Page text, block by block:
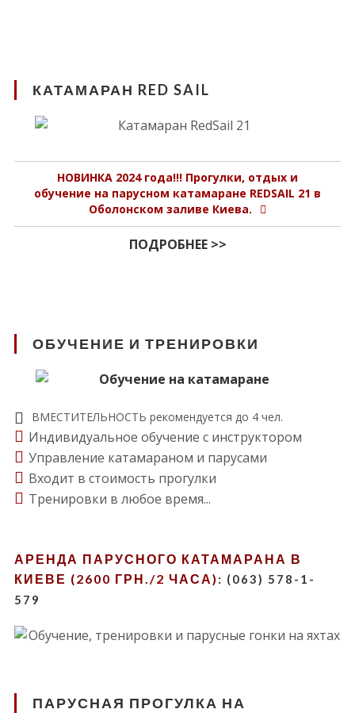
КАТАМАРАН RED SAIL
НОВИНКА 2024 года!!! Прогулки, отдых и
обучение на парусном катамаране REDSAIL 21 в
Оболонском заливе Киева.
ПОДРОБНЕЕ >>
ОБУЧЕНИЕ И ТРЕНИРОВКИ
ВМЕСТИТЕЛЬНОСТЬ рекомендуется до 4 чел.
Индивидуальное обучение с инструктором
Управление катамараном и парусами
Входит в стоимость прогулки
Тренировки в любое время...
АРЕНДА ПАРУСНОГО КАТАМАРАНА В
КИЕВЕ (2600 ГРН./2 ЧАСА) : (063) 578-1-
579
ПАРУСНАЯ ПРОГУЛКА НА